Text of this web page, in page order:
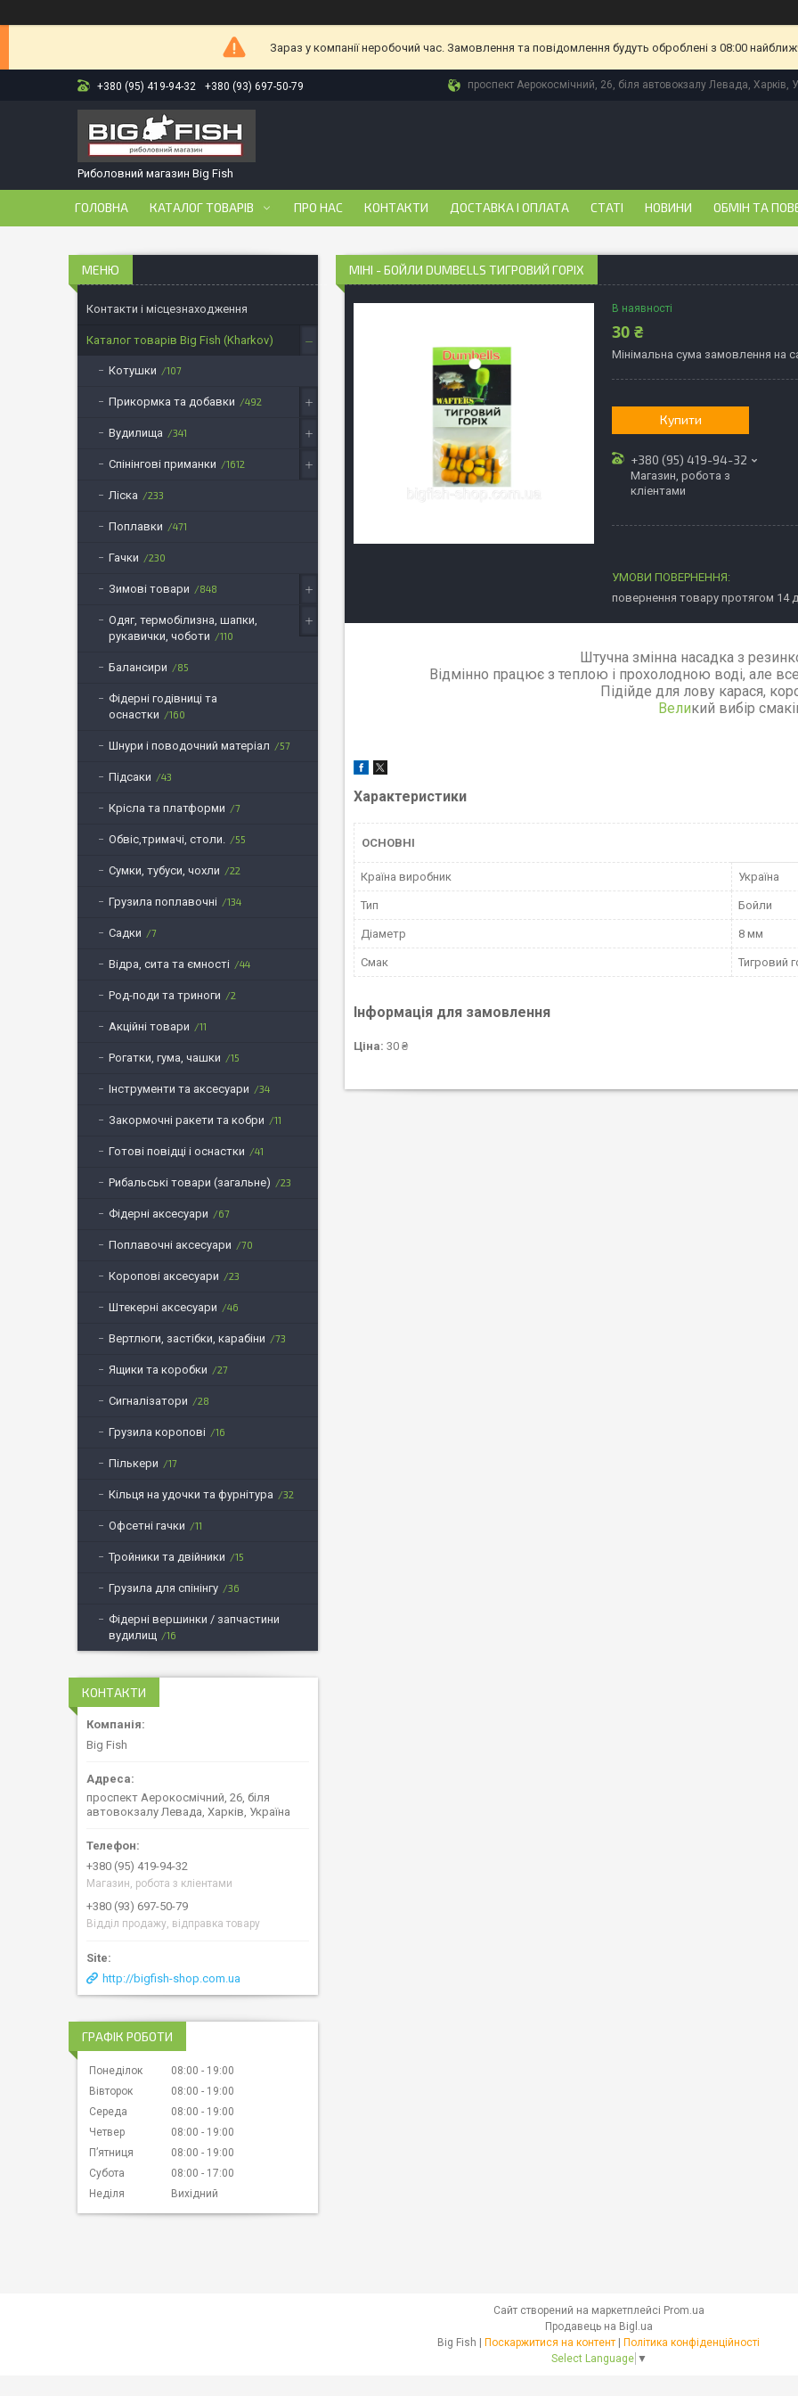
Зараз у компанії неробочий час. Замовлення та повідомлення будуть оброблені з 08:00
+380 (95) 419-94-32 +380 (93) 697-50-79 проспект Аерокосмічний, 26, біля автовокзалу Левада, Харків,
Риболовний магазин Big Fish
ГОЛОВНА КАТАЛОГ ТОВАРІВ ПРО НАС КОНТАКТИ ДОСТАВКА І ОПЛАТА СТАТІ НОВИНИ ОБМІН ТА
МІНІ - БОЙЛИ DUMBELLS ТИГРОВИЙ ГОРІХ
В наявності
30 ₴
Мінімальна сума замовлення на
Купити
+380 (95) 419-94-32
Магазин, робота з
кліентами
повернення товару протягом 14
Штучна змінна насадка з
Відмінно працює з теплою і прохолодною воді, але
Підійде для лову карася,
Великий вибір
Характеристики
ОСНОВНІ
Країна виробник Україна
Тип Бойли
Діаметр 8 мм
Смак Тигровий
Інформація для замовлення
Ціна: 30 ₴
Контакти і місцезнаходження
Каталог товарів Big Fish (Kharkov)
Котушки 107
Прикормка та добавки 492
Вудилища 341
Спінінгові приманки 1612
Ліска 233
Поплавки 471
Гачки 230
Зимові товари 848
Одяг, термобілизна, шапки,
рукавички, чоботи
110
Балансири 85
Фідерні годівниці та
оснастки
160
Шнури і поводочний матеріал 57
Підсаки 43
Крісла та платформи 7
Обвіс,тримачі, столи. 55
Сумки, тубуси, чохли 22
Грузила поплавочні 134
Садки 7
Відра, сита та ємності 44
Род-поди та триноги 2
Акційні товари 11
Рогатки, гума, чашки 15
Інструменти та аксесуари 34
Закормочні ракети та кобри 11
Готові повідці і оснастки 41
Рибальські товари (загальне) 23
Фідерні аксесуари 67
Поплавочні аксесуари 70
Коропові аксесуари 23
Штекерні аксесуари 46
Вертлюги, застібки, карабіни 73
Ящики та коробки 27
Сигналізатори 28
Грузила коропові 16
Пількери 17
Кільця на удочки та фурнітура 32
Офсетні гачки 11
Тройники та двійники 15
Грузила для спінінгу 36
Фідерні вершинки / запчастини
вудилищ
16
КОНТАКТИ
Big Fish
проспект Аерокосмічний, 26, біля
автовокзалу Левада, Харків, Україна
+380 (95) 419-94-32
Магазин, робота з кліентами
+380 (93) 697-50-79
Відділ продажу, відправка товару
http://bigfish-shop.com.ua
ГРАФІК РОБОТИ
Понеділок 08:00
19:00
Вівторок
08:00
19:00
Середа
08:00
19:00
Четвер
08:00
19:00
Пʼятниця
08:00
19:00
Субота
08:00
17:00
Неділя
Вихідний
Сайт створений на маркетплейсі Prom.ua
Продавець на Bigl.ua
Big Fish | Поскаржитися на контент | Політика конфіденційності
Select Language ▼